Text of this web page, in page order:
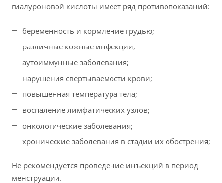
гиалуроновой кислоты имеет ряд противопоказаний:
беременность и кормление грудью;
различные кожные инфекции;
аутоиммунные заболевания;
нарушения свертываемости крови;
повышенная температура тела;
воспаление лимфатических узлов;
онкологические заболевания;
хронические заболевания в стадии их обострения;
Не рекомендуется проведение инъекций в период
менструации.